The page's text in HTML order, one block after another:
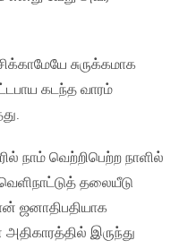
சுருக்கமாக
கடந்த வாரம்
நாம் வெற்றிபெற்ற நாளில்
தலையீடு
ஜனாதிபதியாக
இருந்து